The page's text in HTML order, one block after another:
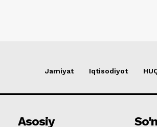
Jamiyat Iqtisodiyot
Asosiy